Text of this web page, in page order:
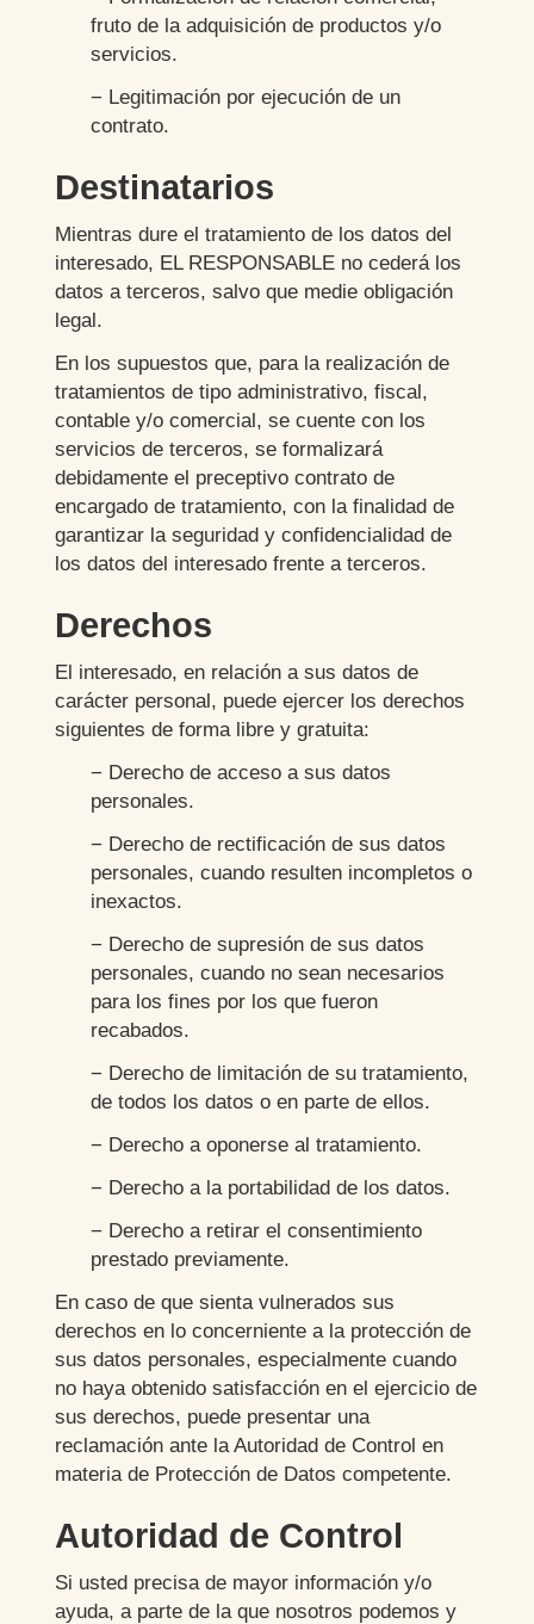
fruto de la adquisición de productos y/o
servicios.
− Legitimación por ejecución de un
contrato.
Destinatarios
Mientras dure el tratamiento de los datos del
interesado, EL RESPONSABLE no cederá los
datos a terceros, salvo que medie obligación
legal.
En los supuestos que, para la realización de
tratamientos de tipo administrativo, fiscal,
contable y/o comercial, se cuente con los
servicios de terceros, se formalizará
debidamente el preceptivo contrato de
encargado de tratamiento, con la finalidad de
garantizar la seguridad y confidencialidad de
los datos del interesado frente a terceros.
Derechos
El interesado, en relación a sus datos de
carácter personal, puede ejercer los derechos
siguientes de forma libre y gratuita:
− Derecho de acceso a sus datos
personales.
− Derecho de rectificación de sus datos
personales, cuando resulten incompletos o
inexactos.
− Derecho de supresión de sus datos
personales, cuando no sean necesarios
para los fines por los que fueron
recabados.
− Derecho de limitación de su tratamiento,
de todos los datos o en parte de ellos.
− Derecho a oponerse al tratamiento.
− Derecho a la portabilidad de los datos.
− Derecho a retirar el consentimiento
prestado previamente.
En caso de que sienta vulnerados sus
derechos en lo concerniente a la protección de
sus datos personales, especialmente cuando
no haya obtenido satisfacción en el ejercicio de
sus derechos, puede presentar una
reclamación ante la Autoridad de Control en
materia de Protección de Datos competente.
Autoridad de Control
Si usted precisa de mayor información y/o
ayuda, a parte de la que nosotros podemos y